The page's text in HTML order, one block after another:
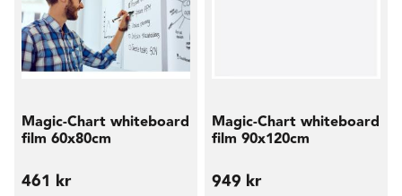
Magic-Chart whiteboard
film 60x80cm
461 kr
Magic-Chart whiteboard
film 90x120cm
949 kr